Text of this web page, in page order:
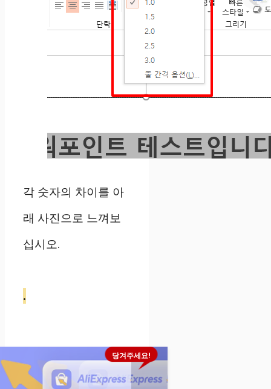
각 숫자의 차이를 아
래 사진으로 느껴보
십시오.
.
당겨주세요!